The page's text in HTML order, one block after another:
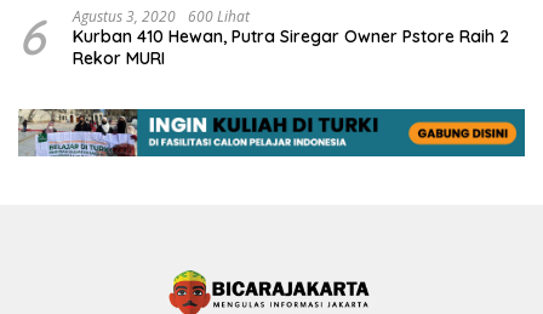
6 Agustus 3, 2020 600 Lihat
Kurban 410 Hewan, Putra Siregar Owner Pstore Raih 2
Rekor MURI